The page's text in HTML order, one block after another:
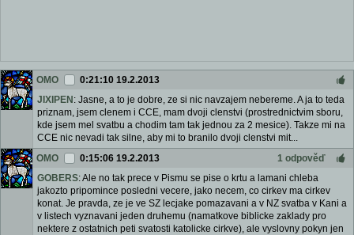
OMO
0:21:10 19.2.2013
JIXIPEN : Jasne, a to je dobre, ze si nic navzajem nebereme. A ja to teda
priznam, jsem clenem i CCE, mam dvoji clenstvi (prostrednictvim sboru,
kde jsem mel svatbu a chodim tam tak jednou za 2 mesice). Takze mi na
CCE nic nevadi tak silne, aby mi to branilo dvoji clenstvi mit...
OMO
0:15:06 19.2.2013
1 odpověď
GOBERS: Ale no tak prece v Pismu se pise o krtu a lamani chleba
jakozto pripomince posledni vecere, jako necem, co cirkev ma cirkev
konat. Je pravda, ze je ve SZ lecjake pomazavani a v NZ svatba v Kani a
v listech vyznavani jeden druhemu (namatkove biblicke zaklady pro
nektere z ostatnich peti svatosti katolicke cirkve), ale vyslovny pokyn jen